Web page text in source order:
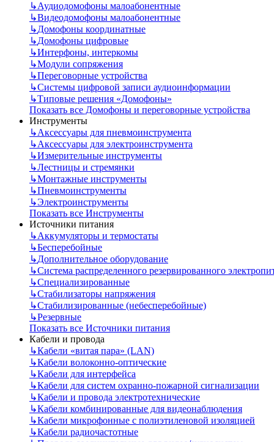
↳Аудиодомофоны малоабонентные
↳Видеодомофоны малоабонентные
↳Домофоны координатные
↳Домофоны цифровые
↳Интерфоны, интеркомы
↳Модули сопряжения
↳Переговорные устройства
↳Системы цифровой записи аудиоинформации
↳Типовые решения «Домофоны»
Показать все Домофоны и переговорные устройства
Инструменты
↳Аксессуары для пневмоинструмента
↳Аксессуары для электроинструмента
↳Измерительные инструменты
↳Лестницы и стремянки
↳Монтажные инструменты
↳Пневмоинструменты
↳Электроинструменты
Показать все Инструменты
Источники питания
↳Аккумуляторы и термостаты
↳Бесперебойные
↳Дополнительное оборудование
↳Система распределенного резервированного
↳Специализированные
↳Стабилизаторы напряжения
↳Стабилизированные (небесперебойные)
↳Резервные
Показать все Источники питания
Кабели и провода
↳Кабели «витая пара» (LAN)
↳Кабели волоконно-оптические
↳Кабели для интерфейса
↳Кабели для систем охранно-пожарной сигнализации
↳Кабели и провода электротехнические
↳Кабели комбинированные для видеонаблюдения
↳Кабели микрофонные с полиэтиленовой изоляцией
↳Кабели радиочастотные